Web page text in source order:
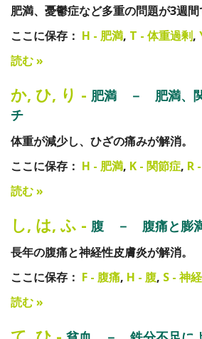
肥満、憂鬱症など多重の問題が3週間
ここに保存： H - 肥満, T - 体重過剰,
読む »
か, ひ, り - 肥満 － 肥満、
チ
体重が減少し、ひざの痛みが解消。
ここに保存： H - 肥満, K - 関節症, R
読む »
し, は, ふ - 腹 － 腹痛と膨
長年の腹痛と神経性皮膚炎が解消。
ここに保存： F - 腹痛, H - 腹, S - 神
読む »